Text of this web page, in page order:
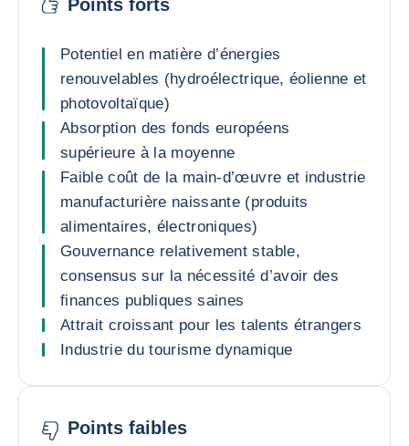
Points forts
Potentiel en matière d’énergies
renouvelables (hydroélectrique, éolienne et
photovoltaïque)
Absorption des fonds européens
supérieure à la moyenne
Faible coût de la main-d’œuvre et industrie
manufacturière naissante (produits
alimentaires, électroniques)
Gouvernance relativement stable,
consensus sur la nécessité d’avoir des
finances publiques saines
Attrait croissant pour les talents étrangers
Industrie du tourisme dynamique
Points faibles